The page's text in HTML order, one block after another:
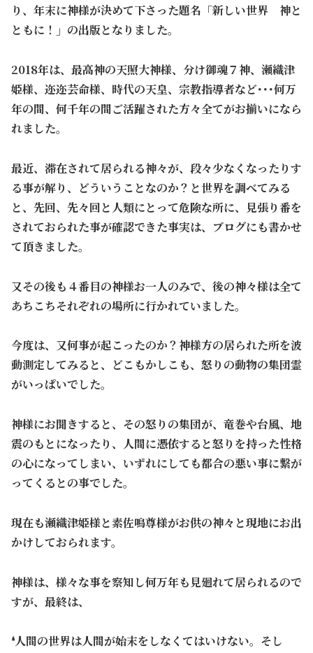
り、年末に神様が決めて下さった題名「新しい世界 神と
ともに！」の出版となりました。
2018年は、最高神の天照大神様、分け御魂７神、瀬織津
姫様、迩迩芸命様、時代の天皇、宗教指導者など･･･何万
年の間、何千年の間ご活躍された方々全てがお揃いになら
れました。
最近、滞在されて居られる神々が、段々少なくなったりす
る事が解り、どういうことなのか？と世界を調べてみる
と、先回、先々回と人類にとって危険な所に、見張り番を
されておられた事が確認できた事実は、ブログにも書かせ
て頂きました。
又その後も４番目の神様お一人のみで、後の神々様は全て
あちこちそれぞれの場所に行かれていました。
今度は、又何事が起こったのか？神様方の居られた所を波
動測定してみると、どこもかしこも、怒りの動物の集団霊
がいっぱいでした。
神様にお聞きすると、その怒りの集団が、竜巻や台風、地
震のもとになったり、人間に憑依すると怒りを持った性格
の心になってしまい、いずれにしても都合の悪い事に繋が
ってくるとの事でした。
現在も瀬織津姫様と素佐鳴尊様がお供の神々と現地にお出
かけしておられます。
神様は、様々な事を察知し何万年も見廻れて居られるので
すが、最終は、
❛人間の世界は人間が始末をしなくてはいけない。そし